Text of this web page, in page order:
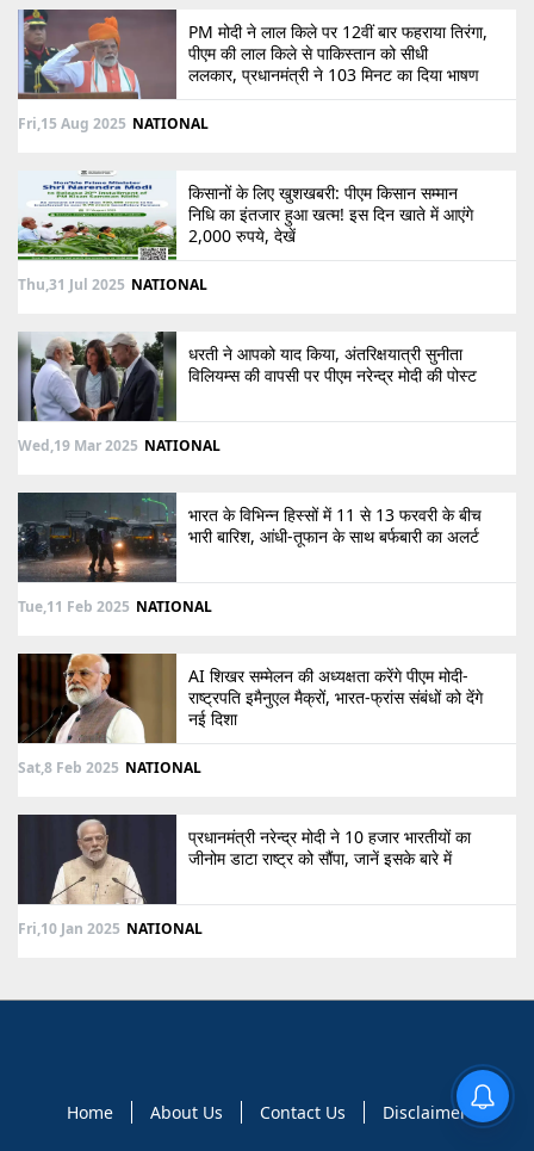
PM मोदी ने लाल किले पर 12वीं बार फहराया तिरंगा,
पीएम की लाल किले से पाकिस्तान को सीधी
ललकार, प्रधानमंत्री ने 103 मिनट का दिया भाषण
Fri,15 Aug 2025 NATIONAL
किसानों के लिए खुशखबरी: पीएम किसान सम्मान
निधि का इंतजार हुआ खत्म! इस दिन खाते में आएंगे
2,000 रुपये, देखें
Thu,31 Jul 2025 NATIONAL
धरती ने आपको याद किया, अंतरिक्षयात्री सुनीता
विलियम्स की वापसी पर पीएम नरेन्द्र मोदी की पोस्ट
Wed,19 Mar 2025 NATIONAL
भारत के विभिन्न हिस्सों में 11 से 13 फरवरी के बीच
भारी बारिश, आंधी-तूफान के साथ बर्फबारी का अलर्ट
Tue,11 Feb 2025 NATIONAL
AI शिखर सम्मेलन की अध्यक्षता करेंगे पीएम मोदी-
राष्ट्रपति इमैनुएल मैक्रों, भारत-फ्रांस संबंधों को देंगे
नई दिशा
Sat,8 Feb 2025 NATIONAL
प्रधानमंत्री नरेन्द्र मोदी ने 10 हजार भारतीयों का
जीनोम डाटा राष्ट्र को सौंपा, जानें इसके बारे में
Fri,10 Jan 2025 NATIONAL
Home About Us Contact Us Disclaimer